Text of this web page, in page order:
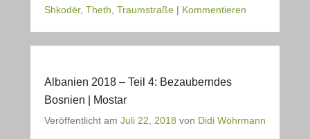
Shkodër, Theth Traumstraße | Kommentieren
Albanien 2018 – Teil 4: Bezauberndes
Bosnien | Mostar
Veröffentlicht am Juli 22, 2018 von Didi Wöhrmann